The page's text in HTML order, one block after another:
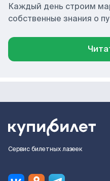
Каждый день строим
собственные знания о
Сервис билетных лазеек